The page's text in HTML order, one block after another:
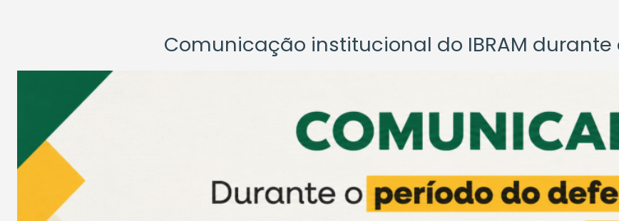
Comunicação institucional do IBRAM